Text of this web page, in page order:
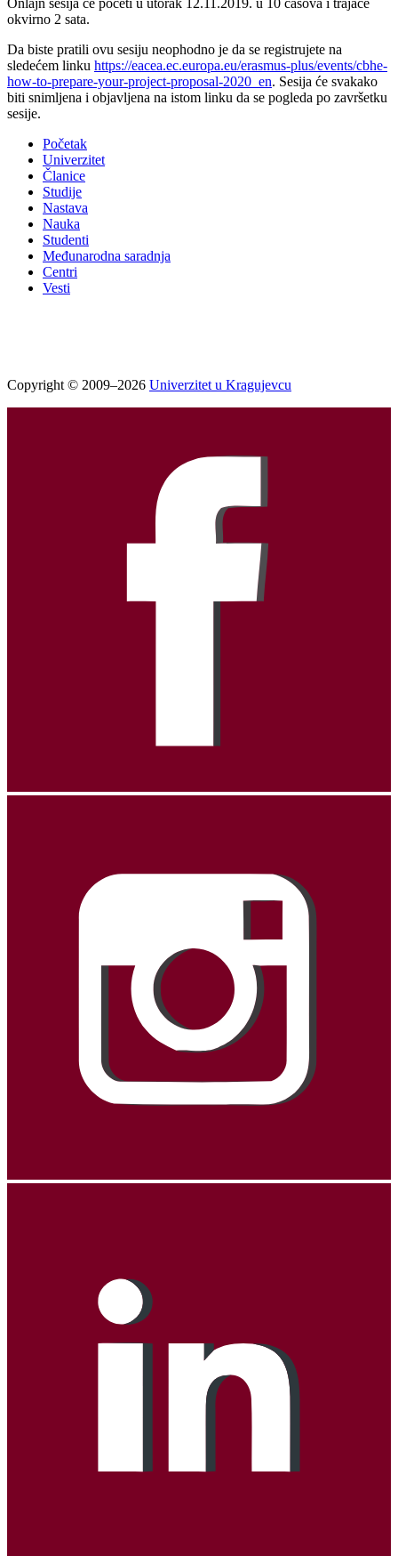
Onlajn sesija će početi u utorak 12.11.2019. u 10 časova i trajaće
okvirno 2 sata.
Da biste pratili ovu sesiju neophodno je da se registrujete na
sledećem linku https://eacea.ec.europa.eu/erasmus-plus/events/cbhe-
how-to-prepare-your-project-proposal-2020_en. Sesija će svakako
biti snimljena i objavljena na istom linku da se pogleda po završetku
sesije.
Početak
Univerzitet
Članice
Studije
Nastava
Nauka
Studenti
Međunarodna saradnja
Centri
Vesti
Copyright © 2009–2026 Univerzitet u Kragujevcu